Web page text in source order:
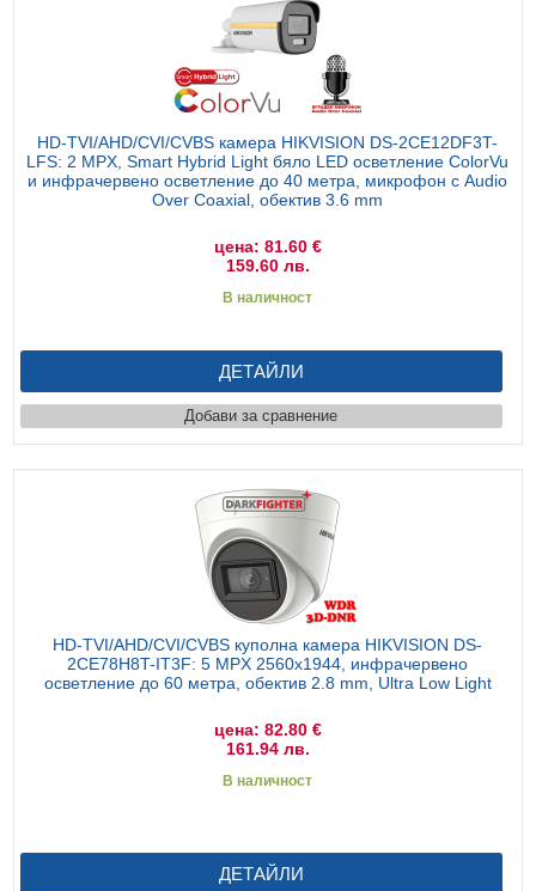
HD-TVI/AHD/CVI/CVBS камера HIKVISION DS-2CE12DF3T-
LFS: 2 MPX, Smart Hybrid Light бяло LED осветление ColorVu
и инфрачервено осветление до 40 метра, микрофон с Audio
Over Coaxial, обектив 3.6 mm
цена: 81.60 €
159.60 лв.
В наличност
ДЕТАЙЛИ
Добави за сравнение
HD-TVI/AHD/CVI/CVBS куполна камера HIKVISION DS-
2CE78H8T-IT3F: 5 MPX 2560x1944, инфрачервено
осветление до 60 метра, обектив 2.8 mm, Ultra Low Light
цена: 82.80 €
161.94 лв.
В наличност
ДЕТАЙЛИ